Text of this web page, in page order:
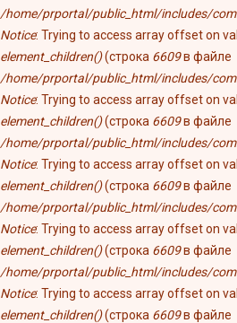
/home/prportal/public_html/includes/
Notice: Trying to access array offset on
element_children()(строка 6609в файле
/home/prportal/public_html/includes/
Notice: Trying to access array offset on
element_children()(строка 6609в файле
/home/prportal/public_html/includes/
Notice: Trying to access array offset on
element_children()(строка 6609в файле
/home/prportal/public_html/includes/
Notice: Trying to access array offset on
element_children()(строка 6609в файле
/home/prportal/public_html/includes/
Notice: Trying to access array offset on
element_children()(строка 6609в файле